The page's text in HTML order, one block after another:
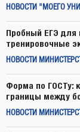
НОВОСТИ "МОЕГО
Пробный ЕГЭ для
тренировочные
НОВОСТИ
Форма по ГОСТу:
границы между
НОВОСТИ